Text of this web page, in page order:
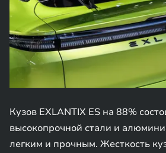
Кузов EXLANTIX ES на 88%
высокопрочной стали и
легким и прочным. Жесткость